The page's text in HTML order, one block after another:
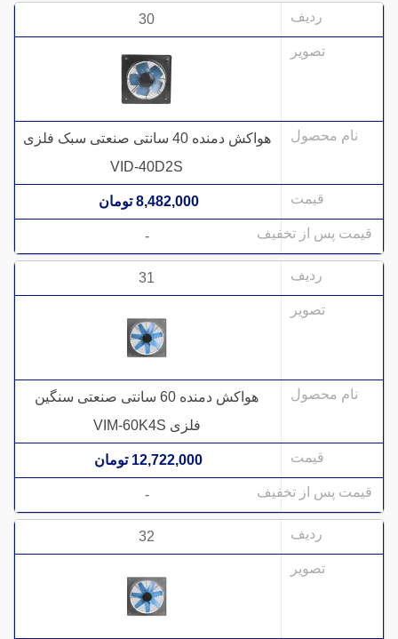
30
هواکش دمنده 40 سانتی صنعتی سبک فلزی
VID-40D2S
8,482,000 تومان
-
31
هواکش دمنده 60 سانتی صنعتی سنگین
فلزی VIM-60K4S
12,722,000 تومان
-
32